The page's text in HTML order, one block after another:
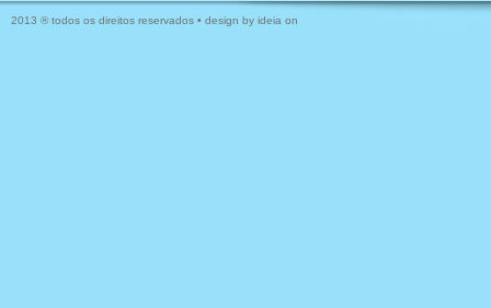
2013 ® todos os direitos reservados • design by ideia on